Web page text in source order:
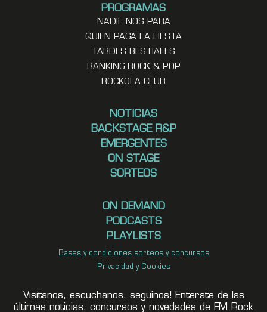
PROGRAMAS
NADIE NOS PARA
QUIEN PAGA LA FIESTA
TARDES BESTIALES
RANKING ROCK & POP
ROCKOLA CLUB
NOTICIAS
BACKSTAGE R&P
EMERGENTES
ON STAGE
SORTEOS
ON DEMAND
PODCASTS
PLAYLISTS
Bases y condiciones sorteos y concursos
Privacidad y Cookies
Visitanos, escuchanos, seguínos! Enterate de las
últimas noticias, concursos y novedades de FM Rock